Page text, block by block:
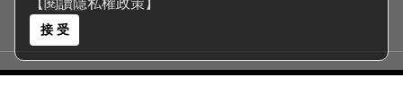
接 受
液壓油